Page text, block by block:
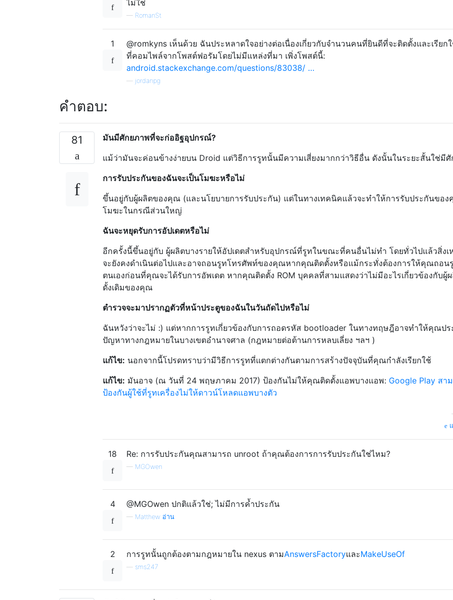
ไม่ใช่
— RomanSt
1
@romkyns เห็นด้วย ฉันประหลาดใจอย่างต่อเนื่องเกี่ยวกับจำนวนคนที่ยินดีที่จะติดตั้งและเรียก
ที่คอมไพล์จากโพสต์ฟอรัมโดยไม่มีแหล่งที่มา เพิ่งโพสต์นี้:
android.stackexchange.com/questions/83038/ …
jordanpg
คำตอบ:
81
มันมีศักยภาพที่จะก่ออิฐอุปกรณ์?
แม้ว่ามันจะค่อนข้างง่ายบน Droid แต่วิธีการรูทนั้นมีความเสี่ยงมากกว่าวิธีอื่น ดังนั้นในระยะสั้นใช่มี
การรับประกันของฉันจะเป็นโมฆะหรือไม่
ขึ้นอยู่กับผู้ผลิตของคุณ (และนโยบายการรับประกัน) แต่ในทางเทคนิคแล้วจะทำให้การรับประกันของ
โมฆะในกรณีส่วนใหญ่
ฉันจะหยุดรับการอัปเดตหรือไม่
อีกครั้งนี้ขึ้นอยู่กับ ผู้ผลิตบางรายให้อัปเดตสำหรับอุปกรณ์ที่รูทในขณะที่คนอื่นไม่ทำ โดยทั่วไปแล้วสิ่งเ
จะยังคงดำเนินต่อไปและอาจถอนรูทโทรศัพท์ของคุณหากคุณติดตั้งหรือแม้กระทั่งต้องการให้คุณถอน
ตนเองก่อนที่คุณจะได้รับการอัพเดต หากคุณติดตั้ง ROM บุคคลที่สามแสดงว่าไม่มีอะไรเกี่ยวข้องกับผู้
ดั้งเดิมของคุณ
ตำรวจจะมาปรากฏตัวที่หน้าประตูของฉันในวันถัดไปหรือไม่
ฉันหวังว่าจะไม่ :) แต่หากการรูทเกี่ยวข้องกับการถอดรหัส bootloader ในทางทฤษฎีอาจทำให้คุณปร
ปัญหาทางกฎหมายในบางเขตอำนาจศาล (กฎหมายต่อต้านการหลบเลี่ยง ฯลฯ )
แก้ไข: นอกจากนี้โปรดทราบว่ามีวิธีการรูทที่แตกต่างกันตามการสร้างปัจจุบันที่คุณกำลังเรียกใช้
แก้ไข: มันอาจ (ณ วันที่ 24 พฤษภาคม 2017) ป้องกันไม่ให้คุณติดตั้งแอพบางแอพ: Google Play สา
ป้องกันผู้ใช้ที่รูทเครื่องไม่ให้ดาวน์โหลดแอพบางตัว
18 Re: การรับประกันคุณสามารถ unroot ถ้าคุณต้องการการรับประกันใช่ไหม?
— MGOwen
4 @MGOwen ปกติแล้วใช่; ไม่มีการค้ำประกัน
— Matthew อ่าน
2 การรูทนั้นถูกต้องตามกฎหมายใน nexus ตามAnswersFactoryและMakeUseOf
sms247